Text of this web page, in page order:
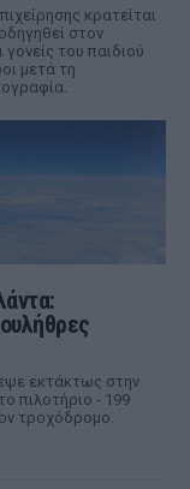
κρατείται
στον
του παιδιού
μετά τη
εκτάκτως στην
πιλοτήριο - 199
τροχόδρομο.